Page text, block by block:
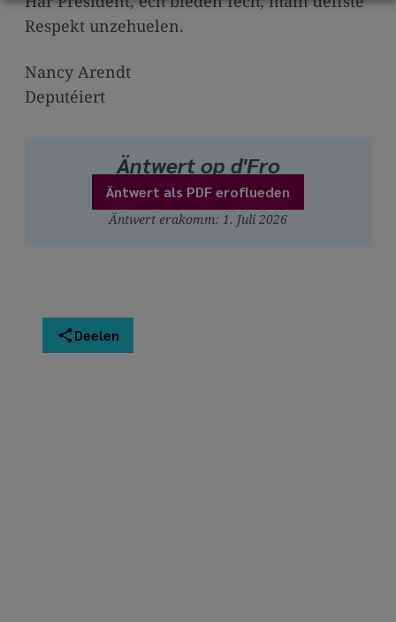
Respekt unzehuelen.
Nancy Arendt
Deputéiert
Äntwert op d'Fro
Äntwert als PDF eroflueden
Äntwert erakomm: 1. Juli 2026
Deelen